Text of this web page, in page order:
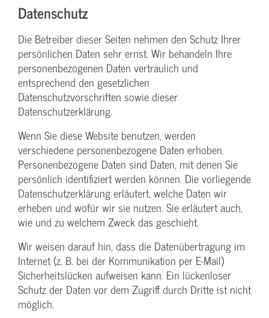
Datenschutz
Die Betreiber dieser Seiten nehmen den Schutz Ihrer
persönlichen Daten sehr ernst. Wir behandeln Ihre
personenbezogenen Daten vertraulich und
entsprechend den gesetzlichen
Datenschutzvorschriften sowie dieser
Datenschutzerklärung.
Wenn Sie diese Website benutzen, werden
verschiedene personenbezogene Daten erhoben.
Personenbezogene Daten sind Daten, mit denen Sie
persönlich identifiziert werden können. Die vorliegende
Datenschutzerklärung erläutert, welche Daten wir
erheben und wofür wir sie nutzen. Sie erläutert auch,
wie und zu welchem Zweck das geschieht.
Wir weisen darauf hin, dass die Datenübertragung im
Internet (z. B. bei der Kommunikation per E-Mail)
Sicherheitslücken aufweisen kann. Ein lückenloser
Schutz der Daten vor dem Zugriff durch Dritte ist nicht
möglich.